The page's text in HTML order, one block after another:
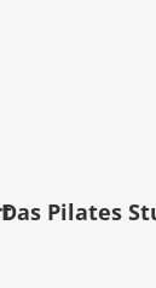
Das Pilates